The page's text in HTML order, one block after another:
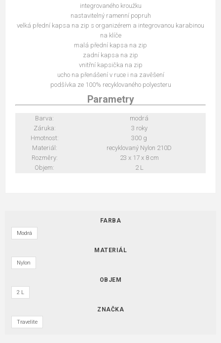
integrovaného kroužku
nastavitelný ramenní popruh
velká přední kapsa na zip s organizérem a integrovanou karabinou
na klíče
malá přední kapsa na zip
zadní kapsa na zip
vnitřní kapsička na zip
ucho na přenášení v ruce i na zavěšení
podšívka ze 100% recyklovaného polyesteru
Parametry
Barva:
modrá
Záruka:
3 roky
Hmotnost:
300 g
Materiál:
recyklovaný Nylon 210D
Rozměry:
23 x 17 x 8 cm
Objem:
2 L
FARBA
Modrá
MATERIÁL
Nylon
OBJEM
2 L
ZNAČKA
Travelite